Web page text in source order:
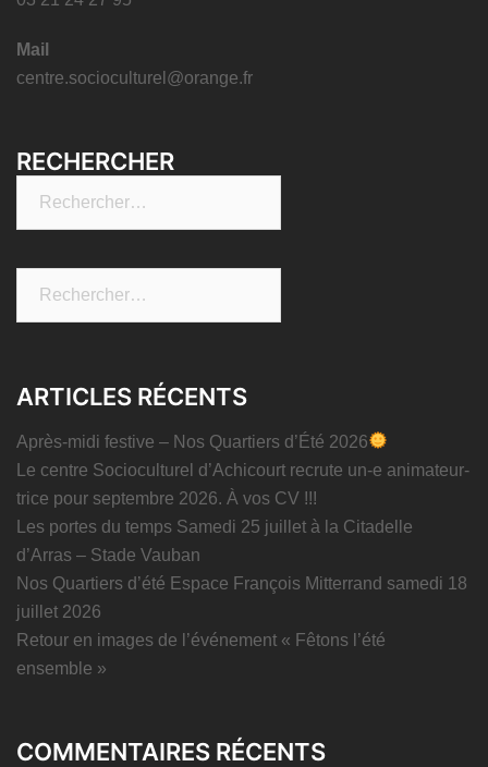
Mail
centre.socioculturel@orange.fr
RECHERCHER
ARTICLES RÉCENTS
Après-midi festive – Nos Quartiers d’Été 2026
Le centre Socioculturel d’Achicourt recrute un-e animateur-
trice pour septembre 2026. À vos CV !!!
Les portes du temps Samedi 25 juillet à la Citadelle
d’Arras – Stade Vauban
Nos Quartiers d’été Espace François Mitterrand samedi 18
juillet 2026
Retour en images de l’événement « Fêtons l’été
ensemble »
COMMENTAIRES RÉCENTS